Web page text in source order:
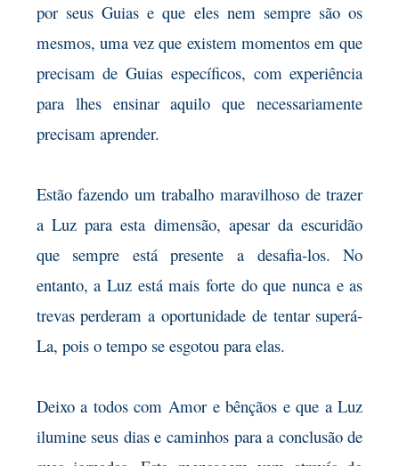
por seus Guias e que eles nem sempre são os
mesmos, uma vez que existem momentos em que
precisam de Guias específicos, com experiência
para lhes ensinar aquilo que necessariamente
precisam aprender.
Estão fazendo um trabalho maravilhoso de trazer
a Luz para esta dimensão, apesar da escuridão
que sempre está presente a desafia-los. No
entanto, a Luz está mais forte do que nunca e as
trevas perderam a oportunidade de tentar superá-
La, pois o tempo se esgotou para elas.
Deixo a todos com Amor e bênçãos e que a Luz
ilumine seus dias e caminhos para a conclusão de